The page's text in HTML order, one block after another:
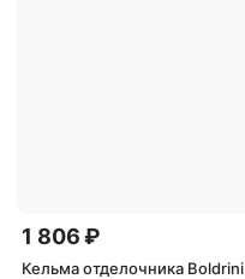
1 806 ₽
Кельма отделочника Boldrini